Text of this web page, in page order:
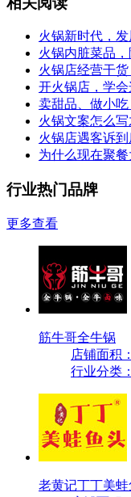
火锅新时代，
火锅内脏菜品
火锅店经营干
开火锅店，学会
卖甜品、做小
火锅文案怎么
火锅店遇客诉到
为什么现在聚
行业热门品牌
更多查看
筋牛哥全牛锅
店铺面积
行业分类
老黄记丁丁美